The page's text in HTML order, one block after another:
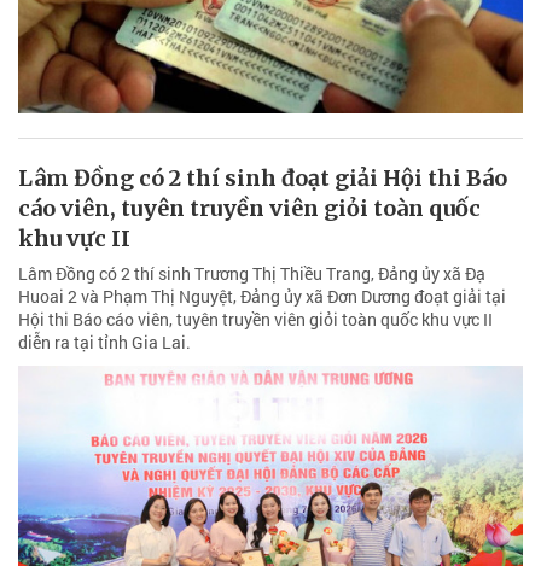
Lâm Đồng có 2 thí sinh đoạt giải Hội thi Báo
cáo viên, tuyên truyền viên giỏi toàn quốc
khu vực II
Lâm Đồng có 2 thí sinh Trương Thị Thiều Trang, Đảng ủy xã Đạ
Huoai 2 và Phạm Thị Nguyệt, Đảng ủy xã Đơn Dương đoạt giải tại
Hội thi Báo cáo viên, tuyên truyền viên giỏi toàn quốc khu vực II
diễn ra tại tỉnh Gia Lai.